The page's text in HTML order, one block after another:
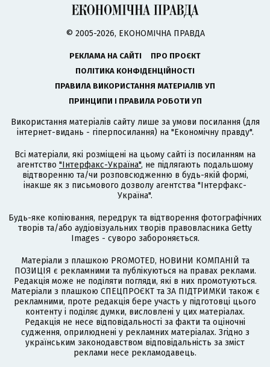
© 2005-2026, ЕКОНОМІЧНА ПРАВДА
РЕКЛАМА НА САЙТІ
ПРО ПРОЄКТ
ПОЛІТИКА КОНФІДЕНЦІЙНОСТІ
ПРАВИЛА ВИКОРИСТАННЯ МАТЕРІАЛІВ УП
ПРИНЦИПИ І ПРАВИЛА РОБОТИ УП
Використання матеріалів сайту лише за умови посилання (для
інтернет-видань - гіперпосилання) на "Економічну правду".
Всі матеріали, які розміщені на цьому сайті із посиланням на
агентство "Інтерфакс-Україна", не підлягають подальшому
відтворенню та/чи розповсюдженню в будь-якій формі,
інакше як з письмового дозволу агентства "Інтерфакс-
Україна".
Будь-яке копіювання, передрук та відтворення фотографічних
творів та/або аудіовізуальних творів правовласника Getty
Images - суворо забороняється.
Матеріали з плашкою PROMOTED, НОВИНИ КОМПАНІЙ та
ПОЗИЦІЯ є рекламними та публікуються на правах реклами.
Редакція може не поділяти погляди, які в них промотуються.
Матеріали з плашкою СПЕЦПРОЄКТ та ЗА ПІДТРИМКИ також є
рекламними, проте редакція бере участь у підготовці цього
контенту і поділяє думки, висловлені у цих матеріалах.
Редакція не несе відповідальності за факти та оціночні
судження, оприлюднені у рекламних матеріалах. Згідно з
українським законодавством відповідальність за зміст
реклами несе рекламодавець.